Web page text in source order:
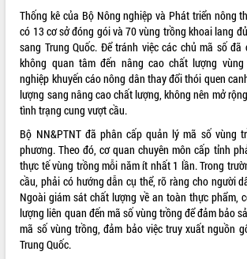
VIDEO
Không có file video nào để phát.
ALBUM ẢNH
Thống kê của Bộ Nông nghiệp và Phát triển nông
có 13 cơ sở đóng gói và 70 vùng trồng khoai lang
sang Trung Quốc. Để tránh việc các chủ mã số đã
không quan tâm đến nâng cao chất lượng
nghiệp khuyến cáo nông dân thay đổi thói quen
lượng sang nâng cao chất lượng, không nên mở
tình trạng cung vượt cầu.
Bộ NN&PTNT đã phân cấp quản lý mã số vùng
phương. Theo đó, cơ quan chuyên môn cấp tỉnh
thực tế vùng trồng mỗi năm ít nhất 1 lần. Trong
cầu, phải có hướng dẫn cụ thể, rõ ràng cho người
Ngoài giám sát chất lượng về an toàn thực phẩm,
lượng liên quan đến mã số vùng trồng để đảm bảo
mã số vùng trồng, đảm bảo việc truy xuất nguồn
Trung Quốc.